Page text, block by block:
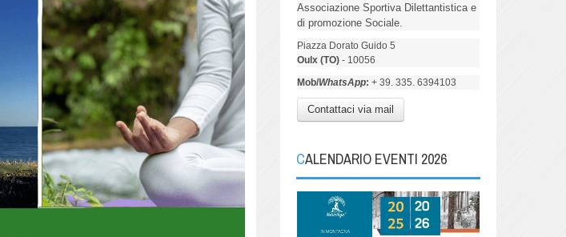
Associazione Sportiva Dilettantistica e
di promozione Sociale.
Piazza Dorato Guido 5
Oulx (TO)- 10056
Mob/WhatsApp: + 39. 335. 6394103
Contattaci via mail
CALENDARIO EVENTI 2026